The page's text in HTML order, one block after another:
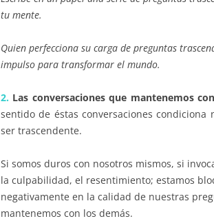
tu mente.
Quien perfecciona su carga de preguntas
impulso para transformar el mundo.
2. Las conversaciones que mantenemos
sentido de éstas conversaciones
ser trascendente.
Si somos duros con nosotros mismos, si
la culpabilidad, el resentimiento; estamos
negativamente en la calidad de nuestras
mantenemos con los demás.